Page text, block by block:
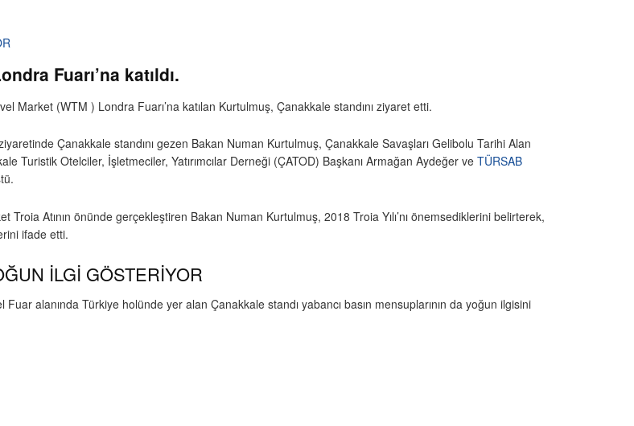
Fuarı’na katıldı.
Market (WTM ) Londra Fuarı’na katılan Kurtulmuş, Çanakkale standını ziyaret etti.
Çanakkale standını gezen Bakan Numan Kurtulmuş, Çanakkale Savaşları Gelibolu Tarihi Alan
Turistik Otelciler, İşletmeciler, Yatırımcılar Derneği (ÇATOD) Başkanı Armağan Aydeğer ve TÜRSAB
Troia Atının önünde gerçekleştiren Bakan Numan Kurtulmuş, 2018 Troia Yılı’nı önemsediklerini belirterek,
ifade etti.
İLGİ GÖSTERİYOR
alanında Türkiye holünde yer alan Çanakkale standı yabancı basın mensuplarının da yoğun ilgisini